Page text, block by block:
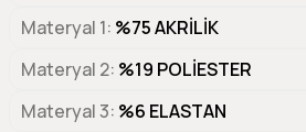
Materyal 1 %75 AKRİLİK
Materyal 2 %19 POLİESTER
Materyal 3 %6 ELASTAN